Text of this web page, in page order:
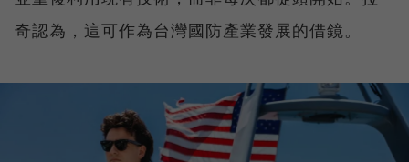
奇認為，這可作為台灣國防產業發展的借鏡。